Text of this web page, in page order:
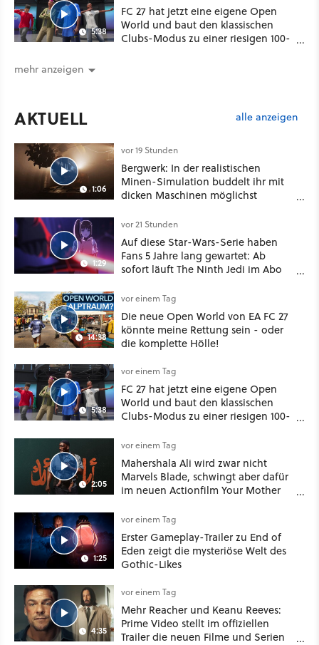
5:38
FC 27 hat jetzt eine eigene Open
World und baut den klassischen
Clubs-Modus zu einer riesigen 100-
mehr anzeigen
AKTUELL alle anzeigen
1:06
vor 19 Stunden
Bergwerk: In der realistischen
Minen-Simulation buddelt ihr mit
dicken Maschinen möglichst
1:29
vor 21 Stunden
Auf diese Star-Wars-Serie haben
Fans 5 Jahre lang gewartet: Ab
sofort läuft The Ninth Jedi im Abo
14:38
vor einem Tag
Die neue Open World von EA FC 27
könnte meine Rettung sein - oder
die komplette Hölle!
5:38
vor einem Tag
FC 27 hat jetzt eine eigene Open
World und baut den klassischen
Clubs-Modus zu einer riesigen 100-
2:05
vor einem Tag
Mahershala Ali wird zwar nicht
Marvels Blade, schwingt aber dafür
im neuen Actionfilm Your Mother
Schwert
1:25
vor einem Tag
Erster Gameplay-Trailer zu End of
Eden zeigt die mysteriöse Welt des
Gothic-Likes
4:35
vor einem Tag
Mehr Reacher und Keanu Reeves:
Prime Video stellt im offiziellen
Trailer die neuen Filme und Serien